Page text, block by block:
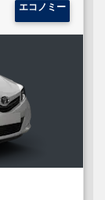
エコノミー